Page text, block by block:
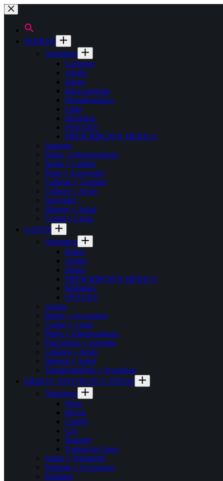
Saltar
al
contenido
PERROS
Alimentos
Cachorro
Adulto
Senior
Raza pequeña
Hipoalergénico
Light
Húmedos
SNACKS
PRESCRIPCIÓN MÉDICA
Juguetes
Platos y Dispensadores
Jaulas y Caniles
Ropa y Accesorios
Cadenas y Cuerdas
Collares y Arnés
Seguridad
Higiene y Salud
Camas y Casas
GATOS
Alimentos
Kitten
Adulto
Senior
PRESCRIPCIÓN MÉDICA
Húmedos
SNACKS
Arenas
Baños y Accesorios
Camas y Casas
Platos y Dispensadores
Rascadores y Juguetes
Collares y Arnés
Higiene y Salud
Transportadores y Seguridad
ERIZOS, EXOTICOS Y OTROS
Alimentos
Erizo
Hurón
Conejo
Cuy
Hamster
Tortuga de Agua
Jaulas y Transporte
Juguetes y Accesorios
Sustratos